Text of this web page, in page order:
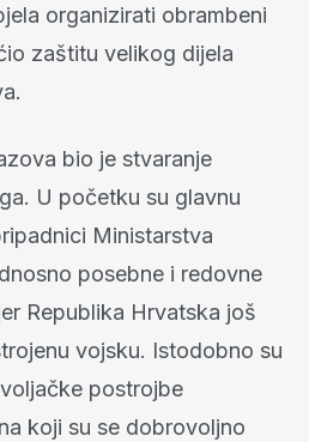
organizirati obrambeni
zaštitu velikog dijela
bio je stvaranje
U početku su glavnu
Ministarstva
posebne i redovne
Republika Hrvatska još
vojsku. Istodobno su
postrojbe
koji su se dobrovoljno